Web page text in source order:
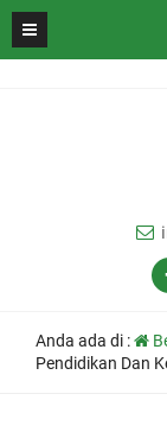
Anda ada di :
Pendidikan Dan